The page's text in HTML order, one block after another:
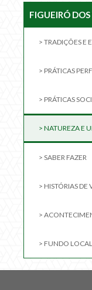
FIGUEIRÓ
> TRADIÇÕES E
> PRÁTICAS
> PRÁTICAS
> NATUREZA E
> SABER FAZER
> HISTÓRIAS DE
>
> FUNDO LOCAL